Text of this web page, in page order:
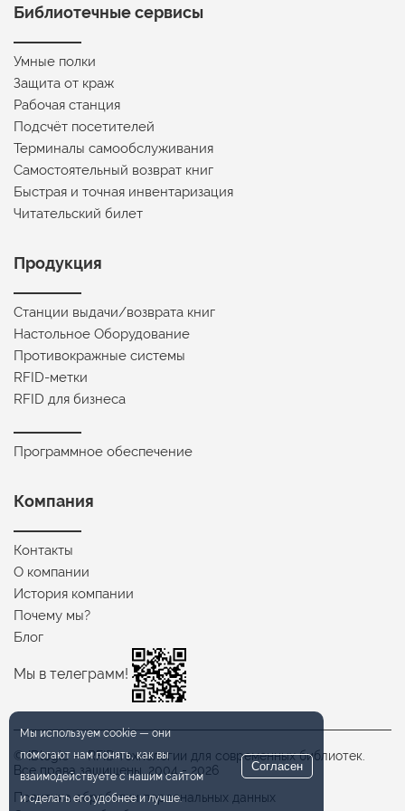
Библиотечные сервисы
Умные полки
Защита от краж
Рабочая станция
Подсчёт посетителей
Терминалы самообслуживания
Самостоятельный возврат книг
Быстрая и точная инвентаризация
Читательский билет
Продукция
Станции выдачи/возврата книг
Настольное Оборудование
Противокражные системы
RFID-метки
RFID для бизнеса
Программное обеспечение
Компания
Контакты
О компании
История компании
Почему мы?
Блог
Мы в телеграмм!
© IDlogic — RFID технологии для современных библиотек.
Все права защищены. 2004 - 2026
Политика обработки персональных данных
Мы используемcookie— они
помогают нам понять, как вы
взаимодействуетес нашимсайтом
и сделать его удобнееи лучше.
Согласен